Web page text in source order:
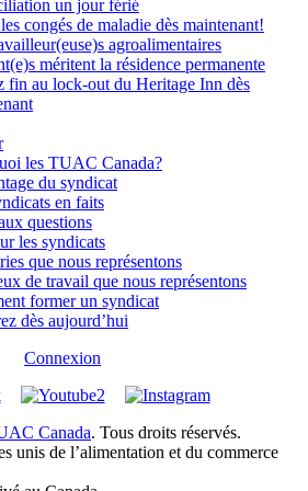
un jour férié
congés de maladie dès maintenant!
agroalimentaires
méritent la résidence permanente
fin au lock-out du Heritage Inn dès
les TUAC Canada?
du syndicat
en faits
questions
les syndicats
que nous représentons
de travail que nous représentons
former un syndicat
dès aujourd’hui
Connexion
Canada. Tous droits réservés.
unis de l’alimentation et du commerce